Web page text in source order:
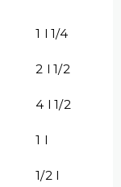
1 l 1/4
2 l 1/2
4 l 1/2
1 l
1/2 l